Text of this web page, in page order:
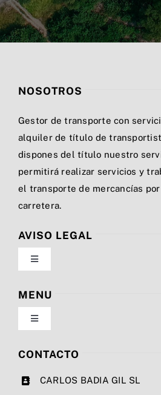
NOSOTROS
Gestor de transporte con
alquiler de título de
dispones del título nuestro
permitirá realizar servicios y
el transporte de mercancías por
carretera.
AVISO LEGAL
Toggle
Navigation
Política de privacidad
Condiciones de uso
MENU
Toggle
Navigation
Nosotros
CONTACTO
CARLOS BADIA GIL SL